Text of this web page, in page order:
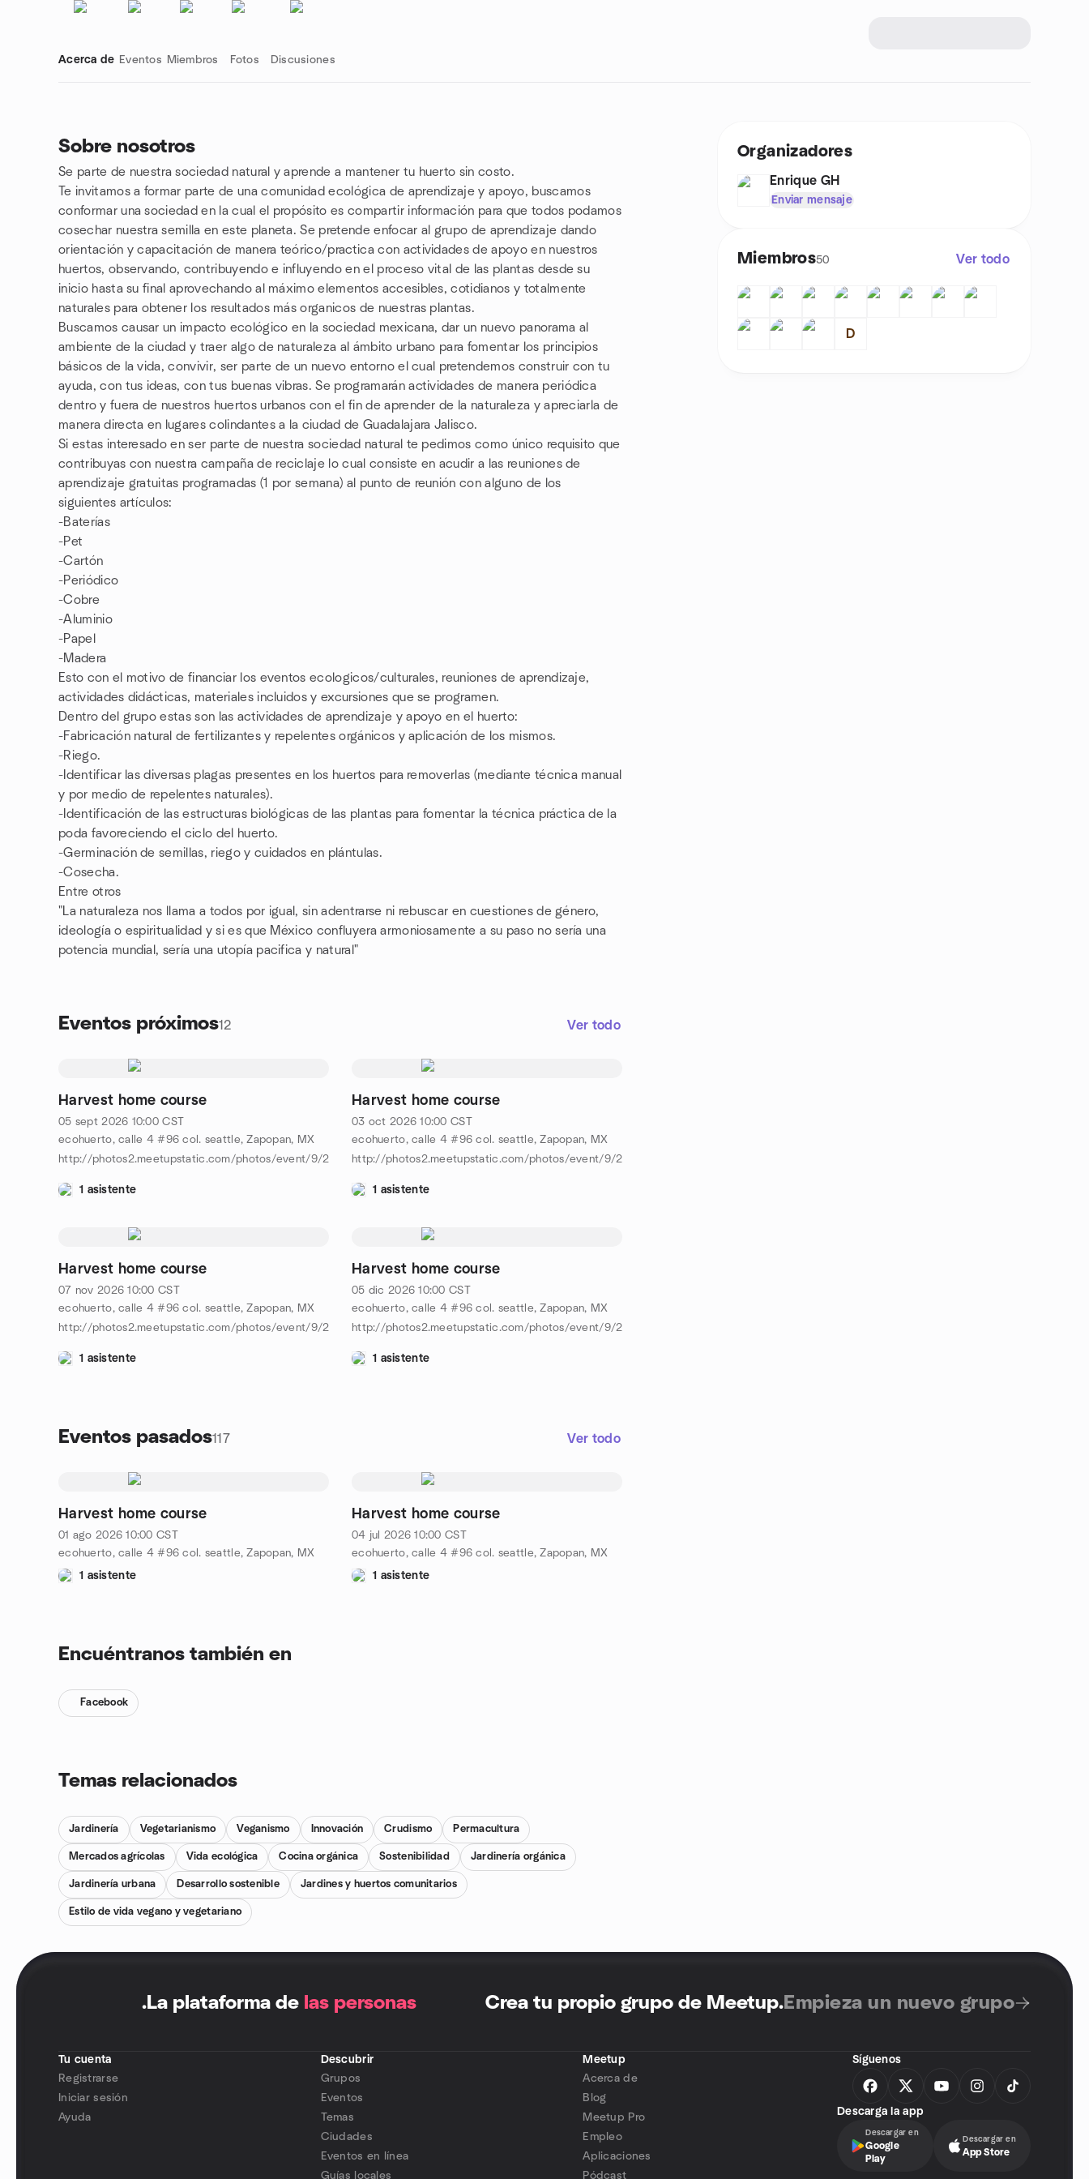
Acerca de Eventos Miembros Fotos Discusiones
Sobre nosotros
Se parte de nuestra sociedad natural y aprende a mantener tu huerto sin costo.
Te invitamos a formar parte de una comunidad ecológica de aprendizaje y apoyo, buscamos
conformar una sociedad en la cual el propósito es compartir información para que todos podamos
cosechar nuestra semilla en este planeta. Se pretende enfocar al grupo de aprendizaje dando
orientación y capacitación de manera teórico/practica con actividades de apoyo en nuestros
huertos, observando, contribuyendo e influyendo en el proceso vital de las plantas desde su
inicio hasta su final aprovechando al máximo elementos accesibles, cotidianos y totalmente
naturales para obtener los resultados más organicos de nuestras plantas.
Buscamos causar un impacto ecológico en la sociedad mexicana, dar un nuevo panorama al
ambiente de la ciudad y traer algo de naturaleza al ámbito urbano para fomentar los principios
básicos de la vida, convivir, ser parte de un nuevo entorno el cual pretendemos construir con tu
ayuda, con tus ideas, con tus buenas vibras. Se programarán actividades de manera periódica
dentro y fuera de nuestros huertos urbanos con el fin de aprender de la naturaleza y apreciarla de
manera directa en lugares colindantes a la ciudad de Guadalajara Jalisco.
Si estas interesado en ser parte de nuestra sociedad natural te pedimos como único requisito que
contribuyas con nuestra campaña de reciclaje lo cual consiste en acudir a las reuniones de
aprendizaje gratuitas programadas (1 por semana) al punto de reunión con alguno de los
siguientes artículos:
-Baterías
-Pet
-Cartón
-Periódico
-Cobre
-Aluminio
-Papel
-Madera
Esto con el motivo de financiar los eventos ecologicos/culturales, reuniones de aprendizaje,
actividades didácticas, materiales incluidos y excursiones que se programen.
Dentro del grupo estas son las actividades de aprendizaje y apoyo en el huerto:
-Fabricación natural de fertilizantes y repelentes orgánicos y aplicación de los mismos.
-Riego.
-Identificar las diversas plagas presentes en los huertos para removerlas (mediante técnica manual
y por medio de repelentes naturales).
-Identificación de las estructuras biológicas de las plantas para fomentar la técnica práctica de la
poda favoreciendo el ciclo del huerto.
-Germinación de semillas, riego y cuidados en plántulas.
-Cosecha.
Entre otros
"La naturaleza nos llama a todos por igual, sin adentrarse ni rebuscar en cuestiones de género,
ideología o espiritualidad y si es que México confluyera armoniosamente a su paso no sería una
potencia mundial, sería una utopía pacifica y natural"
Eventos próximos12 Ver todo
Harvest home course
05 sept 2026 10:00 CST
ecohuerto, calle 4 #96 col. seattle, Zapopan, MX
http://photos2.meetupstatic.com/photos/event/9/2/f/0/600_457837616.jpeg
1 asistente
Harvest home course
03 oct 2026 10:00 CST
ecohuerto, calle 4 #96 col. seattle, Zapopan, MX
http://photos2.meetupstatic.com/photos/event/9/2/f/0/600_457837616.jpeg
1 asistente
Harvest home course
07 nov 2026 10:00 CST
ecohuerto, calle 4 #96 col. seattle, Zapopan, MX
http://photos2.meetupstatic.com/photos/event/9/2/f/0/600_457837616.jpeg
1 asistente
Harvest home course
05 dic 2026 10:00 CST
ecohuerto, calle 4 #96 col. seattle, Zapopan, MX
http://photos2.meetupstatic.com/photos/event/9/2/f/0/600_457837616.jpeg
1 asistente
Eventos pasados117 Ver todo
Harvest home course
01 ago 2026 10:00 CST
ecohuerto, calle 4 #96 col. seattle, Zapopan, MX
1 asistente
Harvest home course
04 jul 2026 10:00 CST
ecohuerto, calle 4 #96 col. seattle, Zapopan, MX
1 asistente
Enlaces de grupo
Encuéntranos también en
Facebook
Temas relacionados
Jardinería Vegetarianismo Veganismo Innovación Crudismo Permacultura
Mercados agrícolas Vida ecológica Cocina orgánica Sostenibilidad Jardinería orgánica
Jardinería urbana Desarrollo sostenible Jardines y huertos comunitarios
Estilo de vida vegano y vegetariano
Organizadores
Enrique GH
Enviar mensaje
Miembros50 Ver todo
D
. La plataforma de las personas Crea tu propio grupo de Meetup. Empieza un nuevo grupo
Tu cuenta
Registrarse
Iniciar sesión
Ayuda
Descubrir
Grupos
Eventos
Temas
Ciudades
Eventos en línea
Guías locales
Meetup
Acerca de
Blog
Meetup Pro
Empleo
Aplicaciones
Pódcast
Síguenos
Descarga la app
Descargar en
Google
Play
Descargar en
App Store